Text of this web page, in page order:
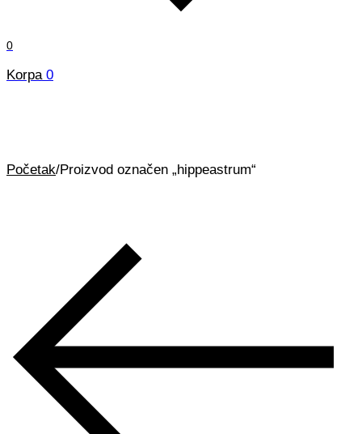
0
Korpa 0
Početak/Proizvod označen „hippeastrum“